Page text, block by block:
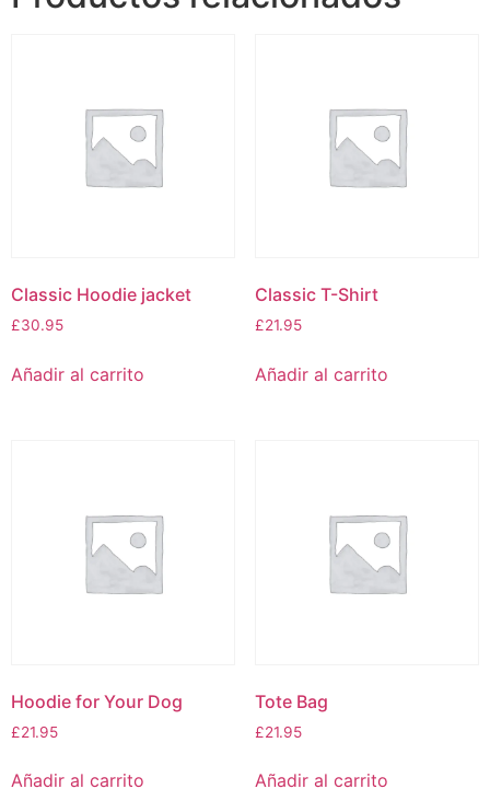
Classic Hoodie jacket
£30.95
Añadir al carrito
Classic T-Shirt
£21.95
Añadir al carrito
Hoodie for Your Dog
£21.95
Añadir al carrito
Tote Bag
£21.95
Añadir al carrito